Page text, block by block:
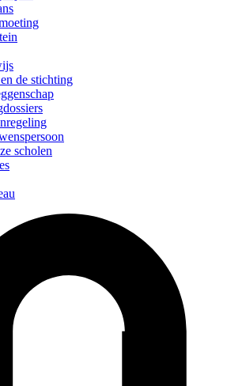
de stichting
scholen